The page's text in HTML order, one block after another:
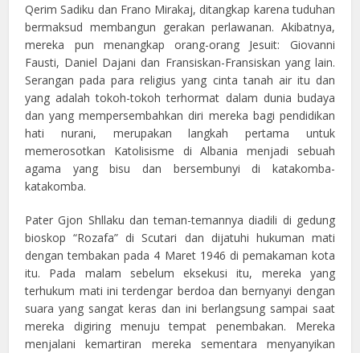
Qerim Sadiku dan Frano Mirakaj, ditangkap karena tuduhan
bermaksud membangun gerakan perlawanan. Akibatnya,
mereka pun menangkap orang-orang Jesuit: Giovanni
Fausti, Daniel Dajani dan Fransiskan-Fransiskan yang lain.
Serangan pada para religius yang cinta tanah air itu dan
yang adalah tokoh-tokoh terhormat dalam dunia budaya
dan yang mempersembahkan diri mereka bagi pendidikan
hati nurani, merupakan langkah pertama untuk
memerosotkan Katolisisme di Albania menjadi sebuah
agama yang bisu dan bersembunyi di katakomba-
katakomba.
Pater Gjon Shllaku dan teman-temannya diadili di gedung
bioskop “Rozafa” di Scutari dan dijatuhi hukuman mati
dengan tembakan pada 4 Maret 1946 di pemakaman kota
itu. Pada malam sebelum eksekusi itu, mereka yang
terhukum mati ini terdengar berdoa dan bernyanyi dengan
suara yang sangat keras dan ini berlangsung sampai saat
mereka digiring menuju tempat penembakan. Mereka
menjalani kemartiran mereka sementara menyanyikan